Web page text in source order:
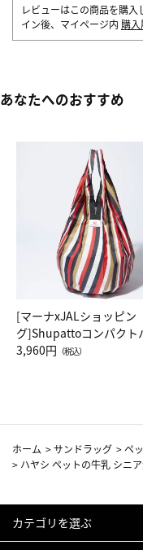
レビューはこの商品を購
イン後、マイページ内 購
あなたへのおすすめ
[マーナxJALショッピン
グ]Shupattoコンパクト
Drop JAL客室乗務員（LC
3,960円 （税込）
ホーム >サンドラッグ >ペ
> ハヤシ ペットの牛乳 シニ
カテゴリを選ぶ